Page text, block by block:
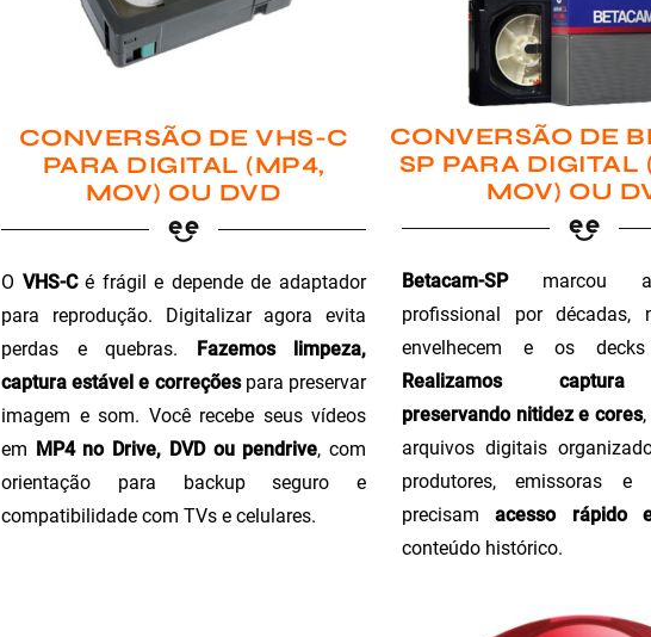
CONVERSÃO DE VHS-C
PARA DIGITAL (MP4,
MOV) OU DVD
O VHS-Cé frágil e depende de adaptador
para reprodução. Digitalizar agora evita
perdas e quebras. Fazemos limpeza,
captura estável e correçõespara preservar
imagem e som. Você recebe seus vídeos
em MP4 no Drive, DVD ou pendrive, com
orientação para backup seguro e
compatibilidade com TVs e celulares.
CONVERSÃO DE
SP PARA DIGITAL
MOV) OU
Betacam-SPmarcou a
profissional por
envelhecem e os
Realizamos captura
preservando nitidez e cores
arquivos digitais
produtores, emissoras e
precisamacesso rápido
conteúdo histórico.